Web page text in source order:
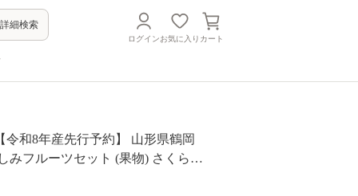
詳細検索
ログインお気に入り カート
令和8年産先行予約】 山形県鶴岡
みフルーツセット (果物) さくらん